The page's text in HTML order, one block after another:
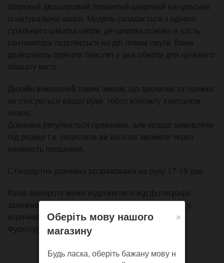
Широкий двошаровий прошитий шкіряний напульсник
із натуральної шкіри. Модель складається з одного
суцільного шматка шкіри, де широка основа в шість
сантиметрів поділяється на дві лямки смуги. Вони
дозволяють одягати браслет у два оберти для щільного
обхвату кисті.
Дизайн виконаний таким чином, що заклепки та пряжки
не стосуються вашої руки, тобто контакту з металом
немає.
Довжина регулюється пряжками, але краще замовляти
під розмір т.к. укоротити ви його не зможете через
наявність прошивки.
Стандартна довжина розрахована на руку 17-19 див.
Колір вивороту може відрізнятися від фотографії
залежно від наявності шкіри, зазвичай бежевий у
коричневій версії, чорний у чорній.
Фурнітура на вибір - антик або нікель.
×
Оберіть мову нашого
магазину
Будь ласка, оберіть бажану мову н